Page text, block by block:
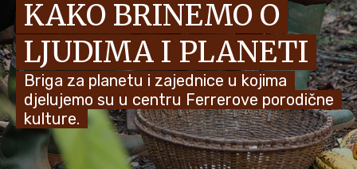
VIJESTI I PRIČE
KAKO BRINEMO O
LJUDIMA I PLANETI
Briga za planetu i zajednice u kojima
djelujemo su u centru Ferrerove porodične
kulture.